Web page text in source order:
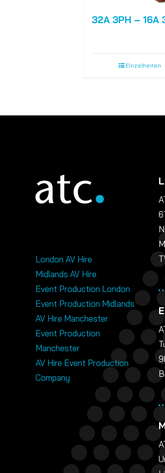
32A 3PH – 16A
Einzelheiten
London AV Hire
Midlands AV Hire
Event Production London
Event Production Midlands
AV Hire Manchester
Event Production
Manchester
AV Hire Event Production
Company